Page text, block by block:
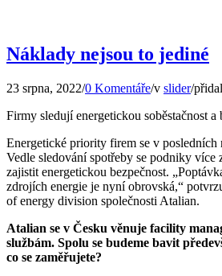
Náklady nejsou to jediné
23 srpna, 2022/0 Komentáře/v slider/přidal
Firmy sledují energetickou soběstačnost a
Energetické priority firem se v posledních
Vedle sledování spotřeby se podniky více
zajistit energetickou bezpečnost.
zdrojích energie je nyní obrovská,“
of energy division společnosti Atalian.
Atalian se v Česku věnuje facility
službám. Spolu se budeme bavit
co se zaměřujete?